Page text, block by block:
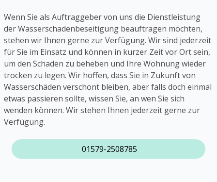
Wenn Sie als Auftraggeber von uns die Dienstleistung
der Wasserschadenbeseitigung beauftragen möchten,
stehen wir Ihnen gerne zur Verfügung. Wir sind jederzeit
für Sie im Einsatz und können in kurzer Zeit vor Ort sein,
um den Schaden zu beheben und Ihre Wohnung wieder
trocken zu legen. Wir hoffen, dass Sie in Zukunft von
Wasserschäden verschont bleiben, aber falls doch einmal
etwas passieren sollte, wissen Sie, an wen Sie sich
wenden können. Wir stehen Ihnen jederzeit gerne zur
Verfügung.
01579-2508785